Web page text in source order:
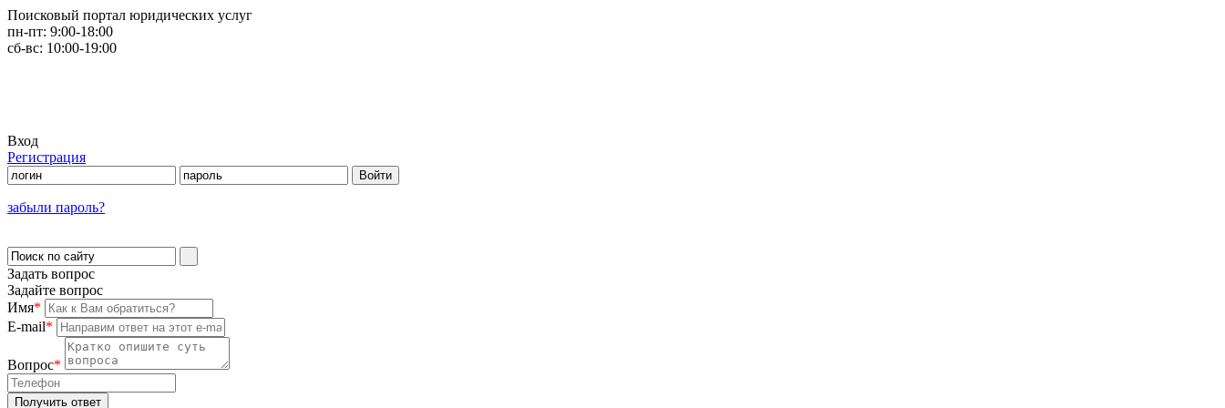
Поисковый портал юридических услуг
пн-пт: 9:00-18:00
сб-вс: 10:00-19:00
Вход
Регистрация
забыли пароль?
Задать вопрос
Задайте вопрос
Имя*
E-mail*
Вопрос*